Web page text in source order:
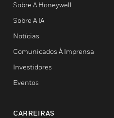
Sobre A Honeywell
Sobre A IA
Notícias
Comunicados À Imprensa
Investidores
Eventos
CARREIRAS